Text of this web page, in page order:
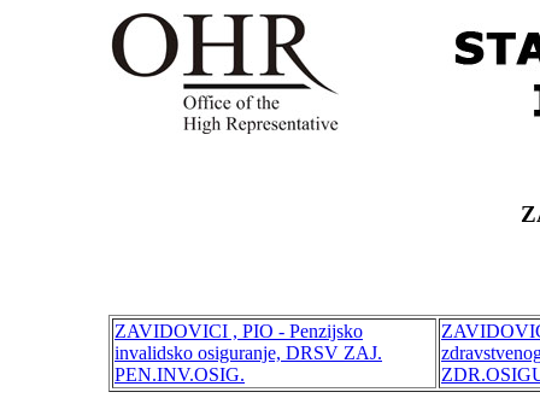
ZAVIDOVICI , PIO - Penzijsko
invalidsko osiguranje, DRSV ZAJ.
PEN.INV.OSIG.